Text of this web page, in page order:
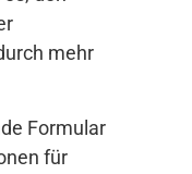
mehr
Formular
für